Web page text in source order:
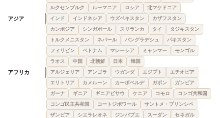
ルクセンブルク
ルーマニア ロシア 北マケドニア
アジア インド インドネシア ウズベキスタン
カザフスタン
カンボジア
シンガポール スリランカ タイ
タジキスタン
トルクメニスタン
ネパール バングラデシュ
パキスタン
フィリピン
ベトナム マレーシア ミャンマー
モンゴル
ラオス
中国 北朝鮮 日本 韓国
アフリカ アルジェリア アンゴラ ウガンダ エジプト
エチオピア
エリトリア
カメルーン カーボベルデ ガボン
ガンビア
ガーナ
ギニア ギニアビサウ ケニア コモロ
コンゴ共和国
コンゴ民主共和国
コートジボワール
サントメ・プリンシペ
ザンビア
シエラレオネ ジンバブエ スーダン
セネガル